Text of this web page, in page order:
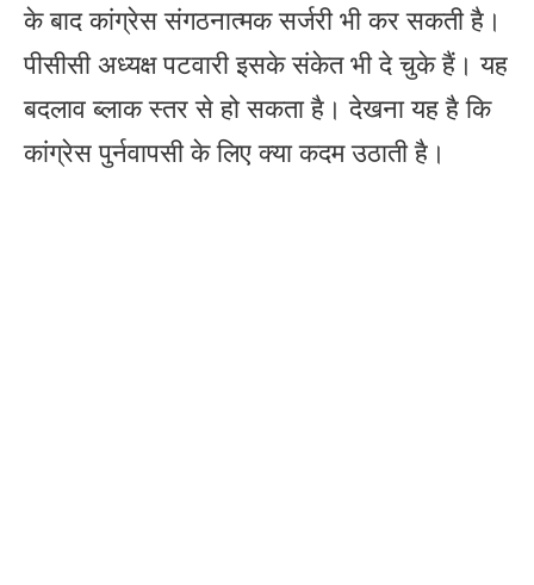
के बाद कांग्रेस संगठनात्मक सर्जरी भी कर सकती है।
पीसीसी अध्यक्ष पटवारी इसके संकेत भी दे चुके हैं। यह
बदलाव ब्लाक स्तर से हो सकता है। देखना यह है कि
कांग्रेस पुर्नवापसी के लिए क्या कदम उठाती है।